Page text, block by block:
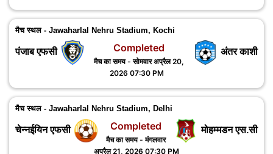
मैच स्थल - Jawaharlal Nehru Stadium, Kochi
पंजाब एफसी अंतर काशी
Completed
मैच का समय - सोमवार अप्रैल 20,
2026 07:30 PM
मैच स्थल - Jawaharlal Nehru Stadium, Delhi
चेन्नईयिन एफसी मोहम्मडन एस.सी
Completed
मैच का समय - मंगलवार
अप्रैल 21, 2026 07:30 PM